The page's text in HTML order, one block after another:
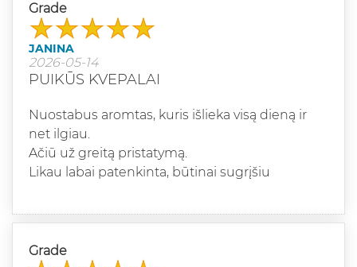
Grade
JANINA
2026-05-14
PUIKŪS KVEPALAI
Nuostabus aromtas, kuris išlieka visą dieną ir
net ilgiau.
Ačiū už greitą pristatymą.
Likau labai patenkinta, būtinai sugrįšiu
Grade